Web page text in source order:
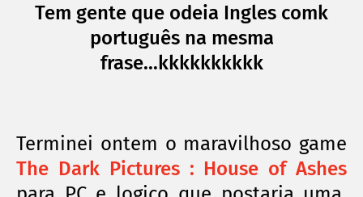
Tem gente que odeia Ingles comk
português na mesma
frase...kkkkkkkkkk
Terminei ontem o maravilhoso game
The Dark Pictures : House of Ashes